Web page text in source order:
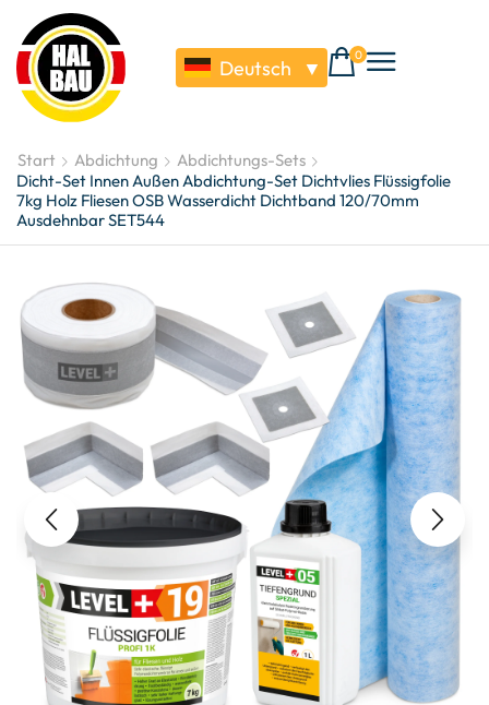
Deutsch ▼
0
Start Abdichtung
Abdichtungs-Sets
Dicht-Set Innen Außen Abdichtung-Set Dichtvlies Flüssigfolie
7kg Holz Fliesen OSB Wasserdicht Dichtband 120/70mm
Ausdehnbar SET544